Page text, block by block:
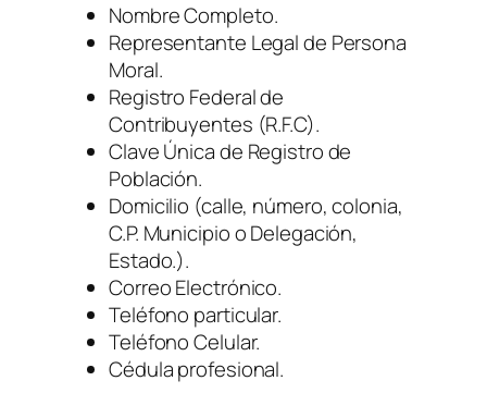
Nombre Completo.
Representante Legal de Persona
Moral.
Registro Federal de
Contribuyentes (R.F.C).
Clave Única de Registro de
Población.
Domicilio (calle, número, colonia,
C.P. Municipio o Delegación,
Estado.).
Correo Electrónico.
Teléfono particular.
Teléfono Celular.
Cédula profesional.